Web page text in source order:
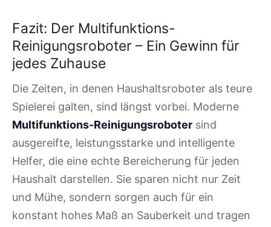
Fazit: Der Multifunktions-
Reinigungsroboter – Ein Gewinn für
jedes Zuhause
Die Zeiten, in denen Haushaltsroboter als teure
Spielerei galten, sind längst vorbei. Moderne
Multifunktions-Reinigungsroboter sind
ausgereifte, leistungsstarke und intelligente
Helfer, die eine echte Bereicherung für jeden
Haushalt darstellen. Sie sparen nicht nur Zeit
und Mühe, sondern sorgen auch für ein
konstant hohes Maß an Sauberkeit und tragen